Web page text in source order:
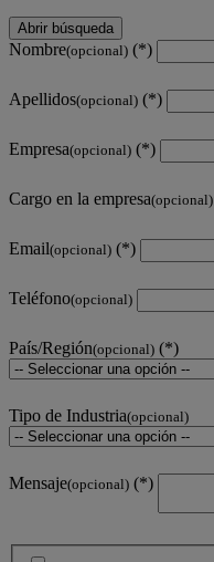
Abrir búsqueda
Nombre(opcional)
Apellidos(opcional)
Empresa(opcional)
Cargo en la empresa(opcional)
Email(opcional)
Teléfono(opcional)
País/Región(opcional)
Tipo de Industria(opcional)
Mensaje(opcional)